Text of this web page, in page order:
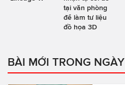
tại văn phòng
để làm tư liệu
đồ họa 3D
BÀI MỚI TRONG NGÀY